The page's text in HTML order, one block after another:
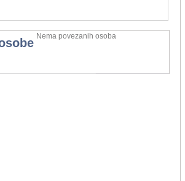
Nema povezanih osoba